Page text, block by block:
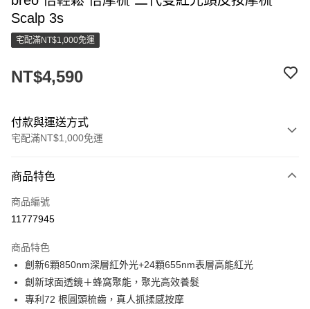
Scalp 3s
宅配滿NT$1,000免運
NT$4,590
付款與運送方式
宅配滿NT$1,000免運
信用卡一次付款
LINE Pay
悠遊付
運送方式
商品特色
商品編號
11777945
商品特色
創新6顆850nm深層紅外光+24顆655nm表層高能紅光
創新球面透鏡＋蜂窩聚能，聚光高效養髮
專利72 根圓頭梳齒，真人抓揉感按摩